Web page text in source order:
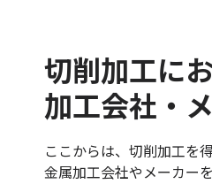
切削加工に
加工会社・
ここからは、切削加工を
金属加工会社やメーカー